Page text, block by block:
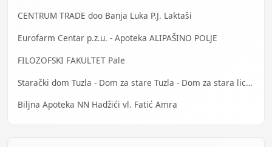
CENTRUM TRADE doo Banja Luka P.J. Laktaši
Eurofarm Centar p.z.u. - Apoteka ALIPAŠINO POLJE
FILOZOFSKI FAKULTET Pale
Starački dom Tuzla - Dom za stare Tuzla - Dom za stara lica Tuzla
Biljna Apoteka NN Hadžići vl. Fatić Amra